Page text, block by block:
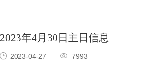
2023年4月30日主日信息
2023-04-27 7993